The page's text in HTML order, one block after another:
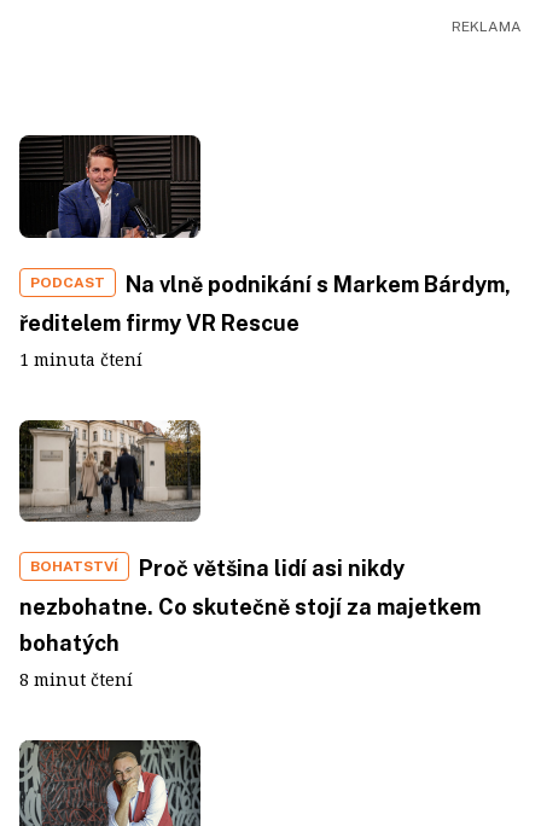
PODCAST
Na vlně podnikání s Markem Bárdym,
ředitelem firmy VR Rescue
1 minuta čtení
BOHATSTVÍ
Proč většina lidí asi nikdy
nezbohatne. Co skutečně stojí za majetkem
bohatých
8 minut čtení